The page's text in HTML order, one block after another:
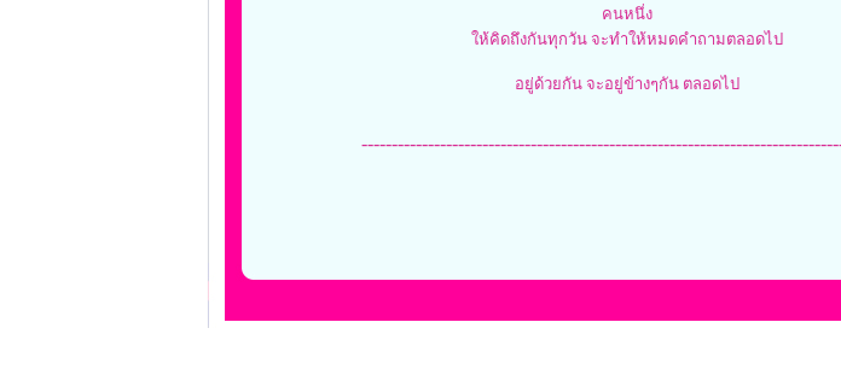
คนหนึ่ง
ให้คิดถึงกันทุกวัน จะทำให้หมดคำถามตลอดไป
อยู่ด้วยกัน จะอยู่ข้างๆกัน ตลอดไป